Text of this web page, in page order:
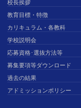
校長挨拶
教育目標・特徴
カリキュラム・各教科
学校説明会
応募資格･選抜方法等
募集要項等ダウンロード
過去の結果
アドミッションポリシー